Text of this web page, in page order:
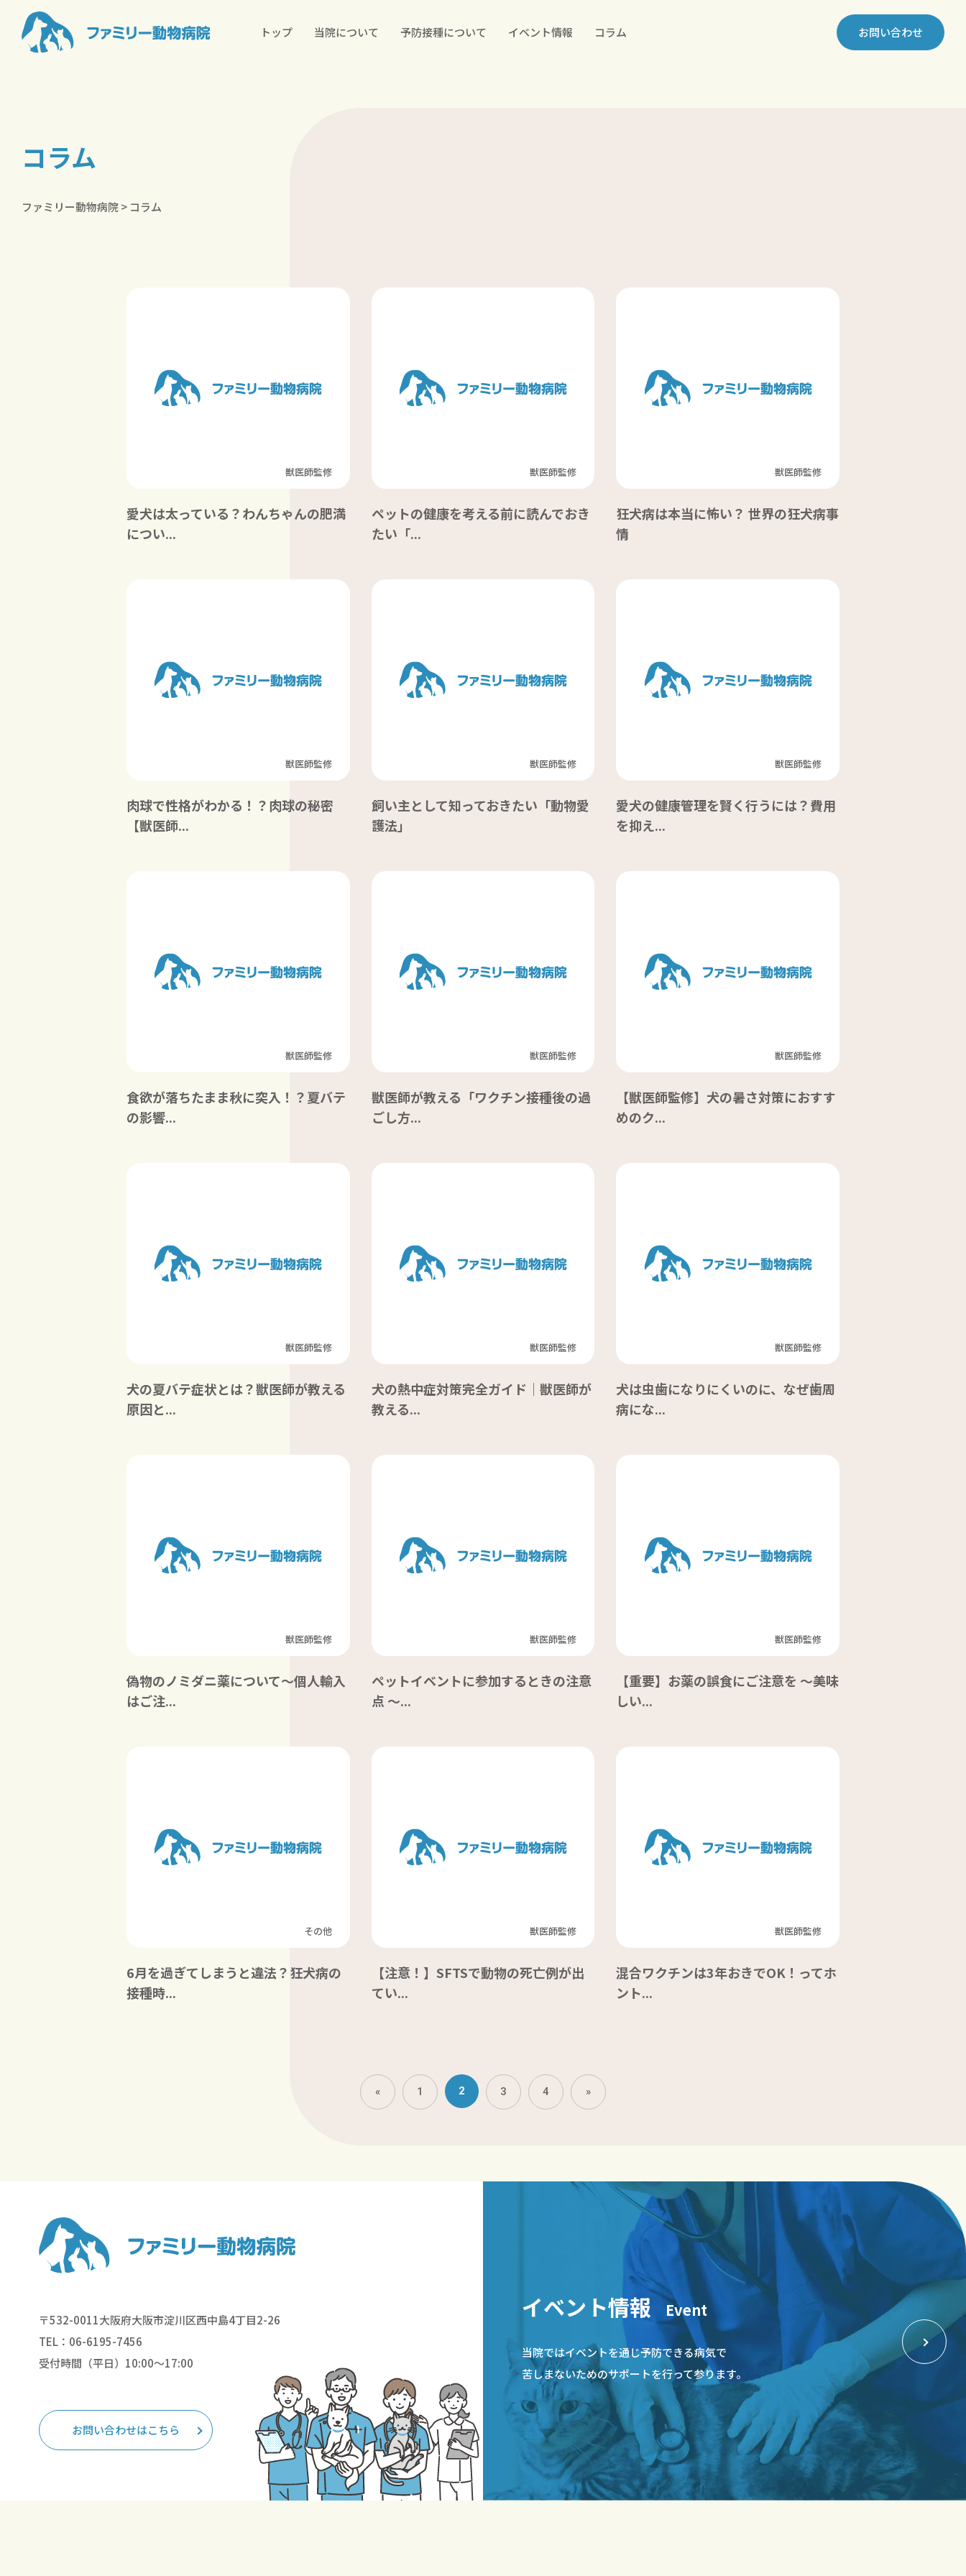
トップ 当院について 予防接種について イベント情報 コラム お問い合わせ
コラム
ファミリー動物病院> コラム
獣医師監修
愛犬は太っている？わんちゃんの肥満
につい...
獣医師監修
ペットの健康を考える前に読んでおき
たい「...
獣医師監修
狂犬病は本当に怖い？ 世界の狂犬病事
情
獣医師監修
肉球で性格がわかる！？肉球の秘密
【獣医師...
獣医師監修
飼い主として知っておきたい「動物愛
護法」
獣医師監修
愛犬の健康管理を賢く行うには？費用
を抑え...
獣医師監修
食欲が落ちたまま秋に突入！？夏バテ
の影響...
獣医師監修
獣医師が教える「ワクチン接種後の過
ごし方...
獣医師監修
【獣医師監修】犬の暑さ対策におすす
めのク...
獣医師監修
犬の夏バテ症状とは？獣医師が教える
原因と...
獣医師監修
犬の熱中症対策完全ガイド｜獣医師が
教える...
獣医師監修
犬は虫歯になりにくいのに、なぜ歯周
病にな...
獣医師監修
偽物のノミダニ薬について～個人輸入
はご注...
獣医師監修
ペットイベントに参加するときの注意
点 ～...
獣医師監修
【重要】お薬の誤食にご注意を 〜美味
しい...
その他
6月を過ぎてしまうと違法？狂犬病の
接種時...
獣医師監修
【注意！】SFTSで動物の死亡例が出
てい...
獣医師監修
混合ワクチンは3年おきでOK！ってホ
ント...
« 1 2 3 4 »
〒532-0011大阪府大阪市淀川区西中島4丁目2-26
TEL：06-6195-7456
受付時間（平日）10:00～17:00
お問い合わせはこちら
イベント情報 Event
当院ではイベントを通じ予防できる病気で
苦しまないためのサポートを行って参ります。